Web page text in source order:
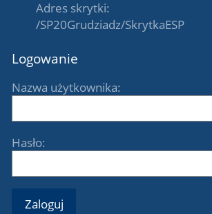
Adres skrytki:
/SP20Grudziadz/SkrytkaESP
Logowanie
Nazwa użytkownika:
Hasło: